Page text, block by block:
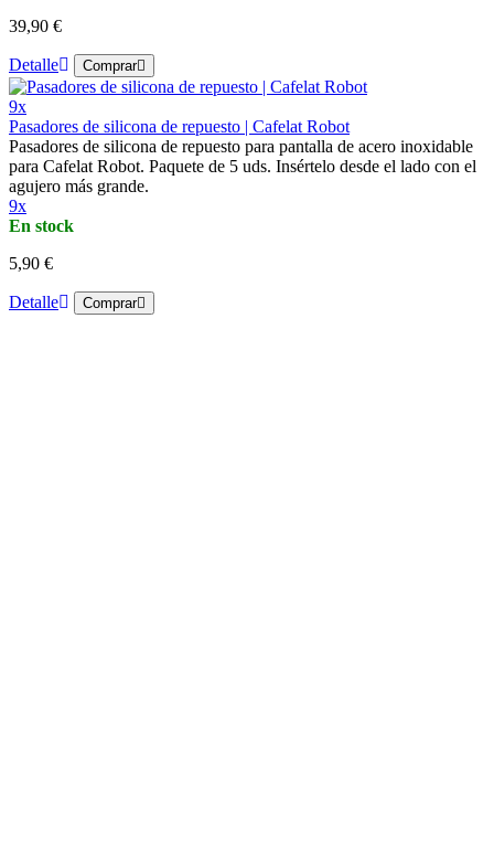
39,90 €
Detalle Comprar
9x
Pasadores de silicona de repuesto | Cafelat Robot
Pasadores de silicona de repuesto para pantalla de acero inoxidable
para Cafelat Robot. Paquete de 5 uds. Insértelo desde el lado con el
agujero más grande.
9x
En stock
5,90 €
Detalle Comprar